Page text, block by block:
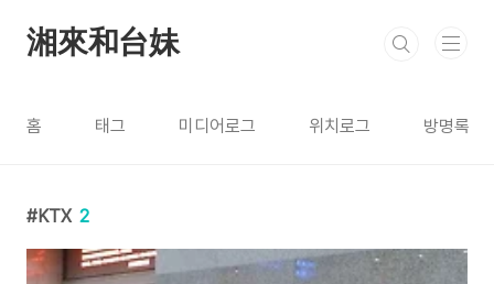
湘來和台妹
홈 태그 미디어로그 위치로그 방명록
KTX 2